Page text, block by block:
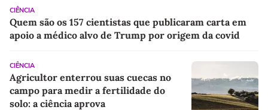
CIÊNCIA
Quem são os 157 cientistas que publicaram carta em
apoio a médico alvo de Trump por origem da covid
CIÊNCIA
Agricultor enterrou suas cuecas no
campo para medir a fertilidade do
solo: a ciência aprova